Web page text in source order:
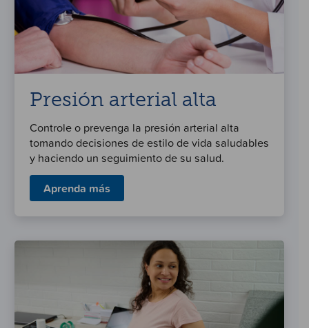
Presión arterial alta
Controle o prevenga la presión arterial alta
tomando decisiones de estilo de vida saludables
y haciendo un seguimiento de su salud.
Aprenda más